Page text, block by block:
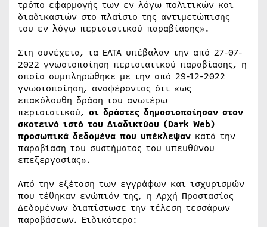
τρόπο εφαρμογής των εν λόγω πολιτικών και
διαδικασιών στο πλαίσιο της αντιμετώπισης
του εν λόγω περιστατικού παραβίασης».
Στη συνέχεια, τα ΕΛΤΑ υπέβαλαν την από 27-07-
2022 γνωστοποίηση περιστατικού παραβίασης, η
οποία συμπληρώθηκε με την από 29-12-2022
γνωστοποίηση, αναφέροντας ότι «ως
επακόλουθη δράση του ανωτέρω
περιστατικού, οι δράστες δημοσιοποίησαν στον
σκοτεινό ιστό του Διαδικτύου (Dark Web)
προσωπικά δεδομένα που υπέκλεψαν κατά την
παραβίαση του συστήματος του υπευθύνου
επεξεργασίας».
Από την εξέταση των εγγράφων και ισχυρισμών
που τέθηκαν ενώπιόν της, η Αρχή Προστασίας
Δεδομένων διαπίστωσε την τέλεση τεσσάρων
παραβάσεων. Ειδικότερα: